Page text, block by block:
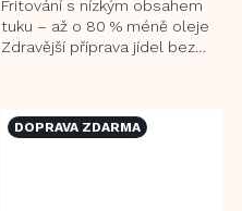
Fritování s nízkým obsahem
tuku – až o 80 % méně oleje
Zdravější příprava jídel bez
DOPRAVA ZDARMA